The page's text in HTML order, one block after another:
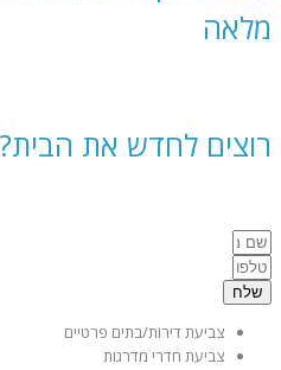
מלאה
רוצים לחדש את הבית?
שלח
צביעת דירות/בתים פרטיים
צביעת חדרי מדרגות